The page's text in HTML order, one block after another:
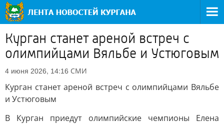
Курган станет ареной встреч с
олимпийцами Вяльбе и Устюговым
4 июня 2026, 14:16 СМИ
Курган станет ареной встреч с олимпийцами Вяльбе
и Устюговым
В Курган приедут олимпийские чемпионы Елена